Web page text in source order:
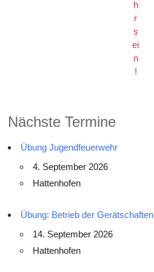
h
r
s
ei
n
!
Nächste Termine
Übung Jugendfeuerwehr
4. September 2026
Hattenhofen
Übung: Betrieb der Gerätschaften
14. September 2026
Hattenhofen